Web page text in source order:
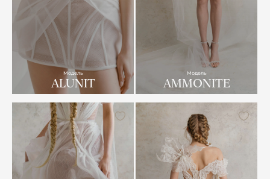
Модель
ALUNIT
Модель
AMMONITE